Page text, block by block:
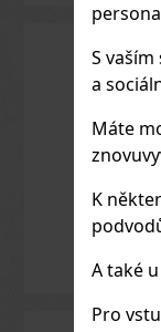
S
a
Máte
K
A také
Pro